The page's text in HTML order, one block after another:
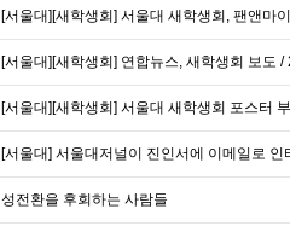
[서울대][새학생회] 서울대 새학생회, 팬앤마
[서울대][새학생회] 연합뉴스, 새학생회 보도 /
[서울대][새학생회] 서울대 새학생회 포스터
[서울대] 서울대저널이 진인서에 이메일로
성전환을 후회하는 사람들